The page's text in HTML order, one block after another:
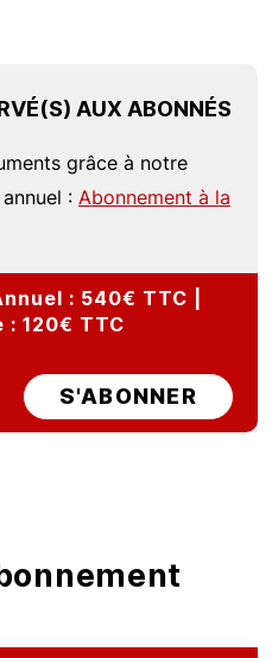
AUX ABONNÉS
grâce à notre
: Abonnement à la
: 540€ TTC |
: 120€ TTC
S'ABONNER